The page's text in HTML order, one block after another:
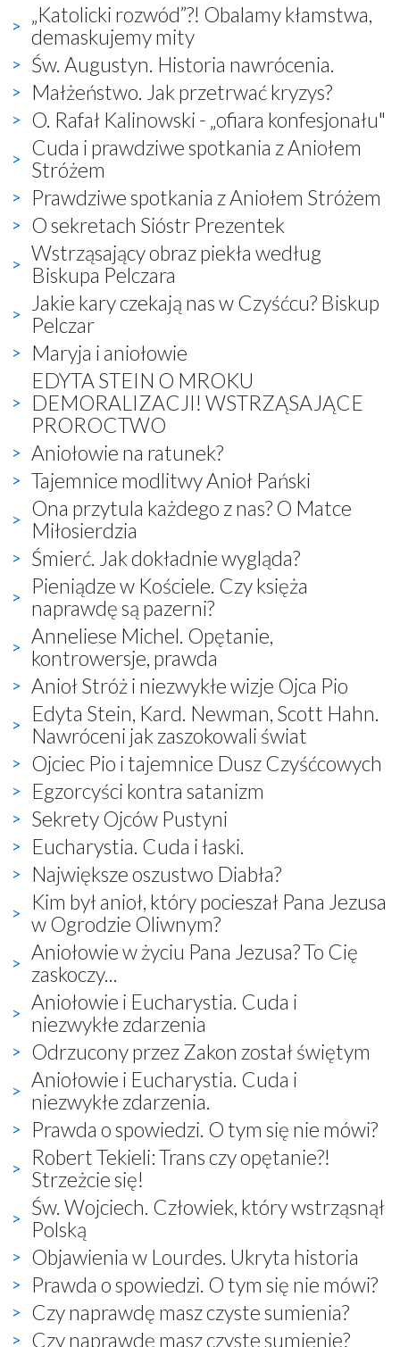
„Katolicki rozwód”?! Obalamy kłamstwa,
demaskujemy mity
Św. Augustyn. Historia nawrócenia.
Małżeństwo. Jak przetrwać kryzys?
O. Rafał Kalinowski - „ofiara konfesjonału"
Cuda i prawdziwe spotkania z Aniołem
Stróżem
Prawdziwe spotkania z Aniołem Stróżem
O sekretach Sióstr Prezentek
Wstrząsający obraz piekła według
Biskupa Pelczara
Jakie kary czekają nas w Czyśćcu? Biskup
Pelczar
Maryja i aniołowie
EDYTA STEIN O MROKU
DEMORALIZACJI! WSTRZĄSAJĄCE
PROROCTWO
Aniołowie na ratunek?
Tajemnice modlitwy Anioł Pański
Ona przytula każdego z nas? O Matce
Miłosierdzia
Śmierć. Jak dokładnie wygląda?
Pieniądze w Kościele. Czy księża
naprawdę są pazerni?
Anneliese Michel. Opętanie,
kontrowersje, prawda
Anioł Stróż i niezwykłe wizje Ojca Pio
Edyta Stein, Kard. Newman, Scott Hahn.
Nawróceni jak zaszokowali świat
Ojciec Pio i tajemnice Dusz Czyśćcowych
Egzorcyści kontra satanizm
Sekrety Ojców Pustyni
Eucharystia. Cuda i łaski.
Największe oszustwo Diabła?
Kim był anioł, który pocieszał Pana Jezusa
w Ogrodzie Oliwnym?
Aniołowie w życiu Pana Jezusa? To Cię
zaskoczy...
Aniołowie i Eucharystia. Cuda i
niezwykłe zdarzenia
Odrzucony przez Zakon został świętym
Aniołowie i Eucharystia. Cuda i
niezwykłe zdarzenia.
Prawda o spowiedzi. O tym się nie mówi?
Robert Tekieli: Trans czy opętanie?!
Strzeżcie się!
Św. Wojciech. Człowiek, który wstrząsnął
Polską
Objawienia w Lourdes. Ukryta historia
Prawda o spowiedzi. O tym się nie mówi?
Czy naprawdę masz czyste sumienia?
Czy naprawdę masz czyste sumienie?